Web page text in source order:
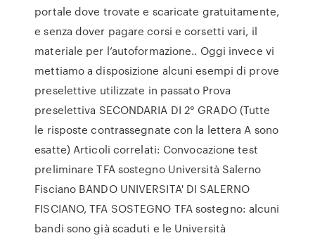
portale dove trovate e scaricate gratuitamente,
e senza dover pagare corsi e corsetti vari, il
materiale per l’autoformazione.. Oggi invece vi
mettiamo a disposizione alcuni esempi di prove
preselettive utilizzate in passato Prova
preselettiva SECONDARIA DI 2° GRADO (Tutte
le risposte contrassegnate con la lettera A sono
esatte) Articoli correlati: Convocazione test
preliminare TFA sostegno Università Salerno
Fisciano BANDO UNIVERSITA' DI SALERNO
FISCIANO, TFA SOSTEGNO TFA sostegno: alcuni
bandi sono già scaduti e le Università